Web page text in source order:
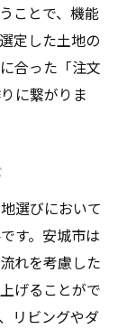
ことで、機能
定した土地の
合った「注文
に繋がりま
選びにおいて
す。安城市は
れを考慮した
げることがで
リビングやダ